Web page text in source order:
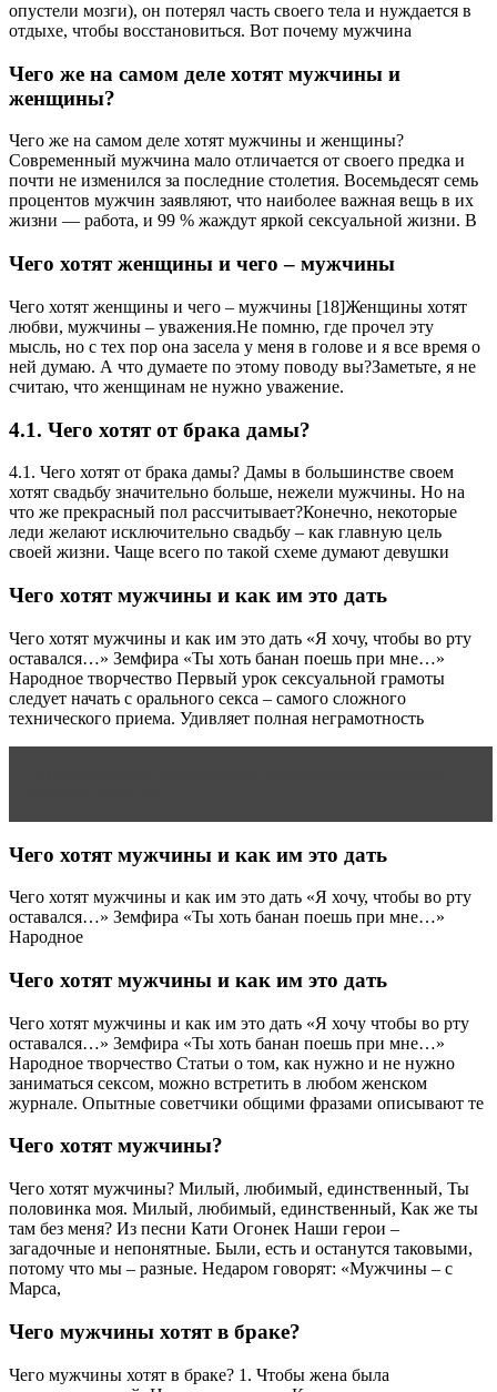
опустели мозги), он потерял часть своего тела и нуждается в
отдыхе, чтобы восстановиться. Вот почему мужчина
Чего же на самом деле хотят мужчины и
женщины?
Чего же на самом деле хотят мужчины и женщины?
Современный мужчина мало отличается от своего предка и
почти не изменился за последние столетия. Восемьдесят семь
процентов мужчин заявляют, что наиболее важная вещь в их
жизни — работа, и 99 % жаждут яркой сексуальной жизни. В
Чего хотят женщины и чего – мужчины
Чего хотят женщины и чего – мужчины [18]Женщины хотят
любви, мужчины – уважения.Не помню, где прочел эту
мысль, но с тех пор она засела у меня в голове и я все время о
ней думаю. А что думаете по этому поводу вы?Заметьте, я не
считаю, что женщинам не нужно уважение.
4.1. Чего хотят от брака дамы?
4.1. Чего хотят от брака дамы? Дамы в большинстве своем
хотят свадьбу значительно больше, нежели мужчины. Но на
что же прекрасный пол рассчитывает?Конечно, некоторые
леди желают исключительно свадьбу – как главную цель
своей жизни. Чаще всего по такой схеме думают девушки
Чего хотят мужчины и как им это дать
Чего хотят мужчины и как им это дать «Я хочу, чтобы во рту
оставался…» Земфира «Ты хоть банан поешь при мне…»
Народное творчество Первый урок сексуальной грамоты
следует начать с орального секса – самого сложного
технического приема. Удивляет полная неграмотность
Чего хотят мужчины и как им это дать
Чего хотят мужчины и как им это дать «Я хочу, чтобы во рту
оставался…» Земфира «Ты хоть банан поешь при мне…»
Народное
Чего хотят мужчины и как им это дать
Чего хотят мужчины и как им это дать «Я хочу чтобы во рту
оставался…» Земфира «Ты хоть банан поешь при мне…»
Народное творчество Статьи о том, как нужно и не нужно
заниматься сексом, можно встретить в любом женском
журнале. Опытные советчики общими фразами описывают те
Чего хотят мужчины?
Чего хотят мужчины? Милый, любимый, единственный, Ты
половинка моя. Милый, любимый, единственный, Как же ты
там без меня? Из песни Кати Огонек Наши герои –
загадочные и непонятные. Были, есть и останутся таковыми,
потому что мы – разные. Недаром говорят: «Мужчины – с
Марса,
Чего мужчины хотят в браке?
Чего мужчины хотят в браке? 1. Чтобы жена была